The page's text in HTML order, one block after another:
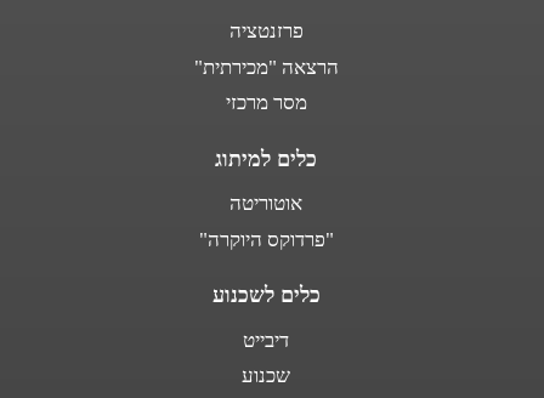
פרזנטציה
הרצאה "מכירתית"
מסר מרכזי
כלים למיתוג
אוטוריטה
"פרדוקס היוקרה"
כלים לשכנוע
דיבייט
שכנוע